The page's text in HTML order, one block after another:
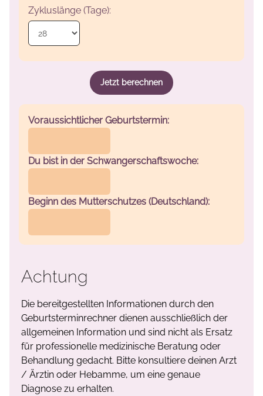
Zykluslänge (Tage):
Jetzt berechnen
Voraussichtlicher Geburtstermin:
Du bist in der Schwangerschaftswoche:
Beginn des Mutterschutzes (Deutschland):
Achtung
Die bereitgestellten Informationen durch den
Geburtsterminrechner dienen ausschließlich der
allgemeinen Information und sind nicht als Ersatz
für professionelle medizinische Beratung oder
Behandlung gedacht. Bitte konsultiere deinen Arzt
/ Ärztin oder Hebamme, um eine genaue
Diagnose zu erhalten.